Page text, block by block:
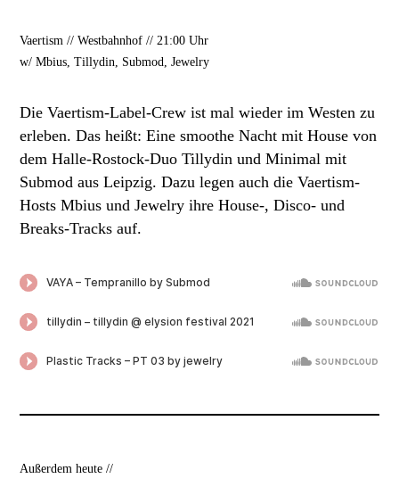
Vaertism // Westbahnhof // 21:00 Uhr
w/ Mbius, Tillydin, Submod, Jewelry
Die Vaertism-Label-Crew ist mal wieder im Westen zu
erleben. Das heißt: Eine smoothe Nacht mit House von
dem Halle-Rostock-Duo Tillydin und Minimal mit
Submod aus Leipzig. Dazu legen auch die Vaertism-
Hosts Mbius und Jewelry ihre House-, Disco- und
Breaks-Tracks auf.
Außerdem heute //